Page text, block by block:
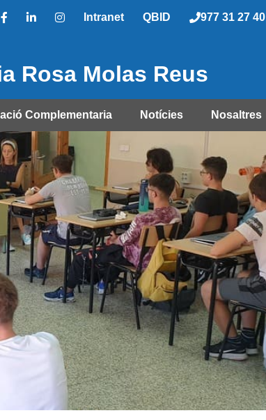
Intranet QBID 977 31 27 40
Rosa Molas Reus
Complementaria Notícies Nosaltres